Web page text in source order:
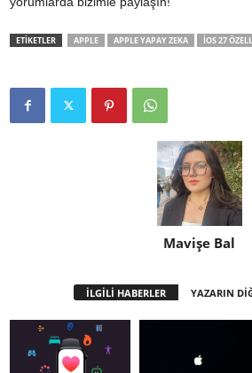
ETİKETLER APPLE APPLE YAPAY ZEKA IOS 27
Mavişe Bal
İLGİLİ HABERLER YAZARIN